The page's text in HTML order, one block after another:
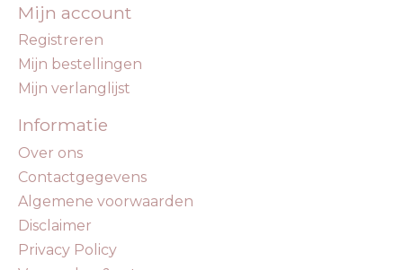
Mijn account
Registreren
Mijn bestellingen
Mijn verlanglijst
Informatie
Over ons
Contactgegevens
Algemene voorwaarden
Disclaimer
Privacy Policy